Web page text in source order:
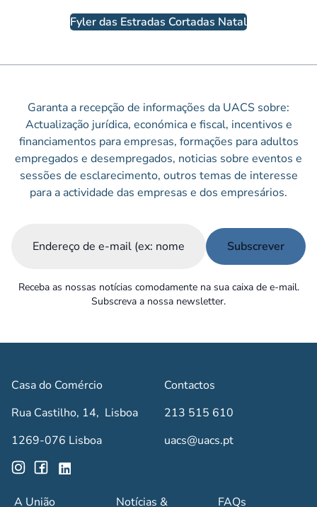
Fyler das Estradas Cortadas Natal
Garanta a recepção de informações da UACS sobre:
Actualização jurídica, económica e fiscal, incentivos e
financiamentos para empresas, formações para adultos
empregados e desempregados, noticias sobre eventos e
sessões de esclarecimento, outros temas de interesse
para a actividade das empresas e dos empresários.
Receba as nossas notícias comodamente na sua caixa de e-mail.
Subscreva a nossa newsletter.
Casa do Comércio
Rua Castilho, 14, Lisboa
1269-076 Lisboa
Contactos
213 515 610
uacs@uacs.pt
A União Notícias & FAQs